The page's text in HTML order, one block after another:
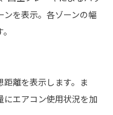
ンを表示。各ゾーンの幅
離を表示します。ま
にエアコン使用状況を加